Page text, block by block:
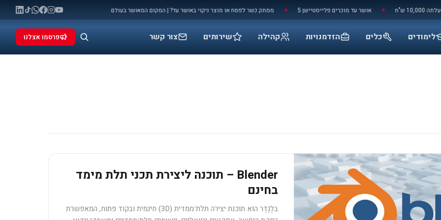
מלחמה: המאני טיים שלכם להתפרסם ממתק כשר לפסח או מוצר ניקוי באושר עד? | המקום המאושר בעולם אושר עד מוכרים פלייסטיישן 5
לימודים כלים הזדמנויות קהילה שירותים צור קשר פרסמו אצלנו
Blender – תוכנה ליצירת תכני תלת מימד
בחינם​
בּלֶנְדֶּר הוא תוכנת יצירה תלת־ממדית (3D) חינמית ובקוד פתוח, המאפשרת